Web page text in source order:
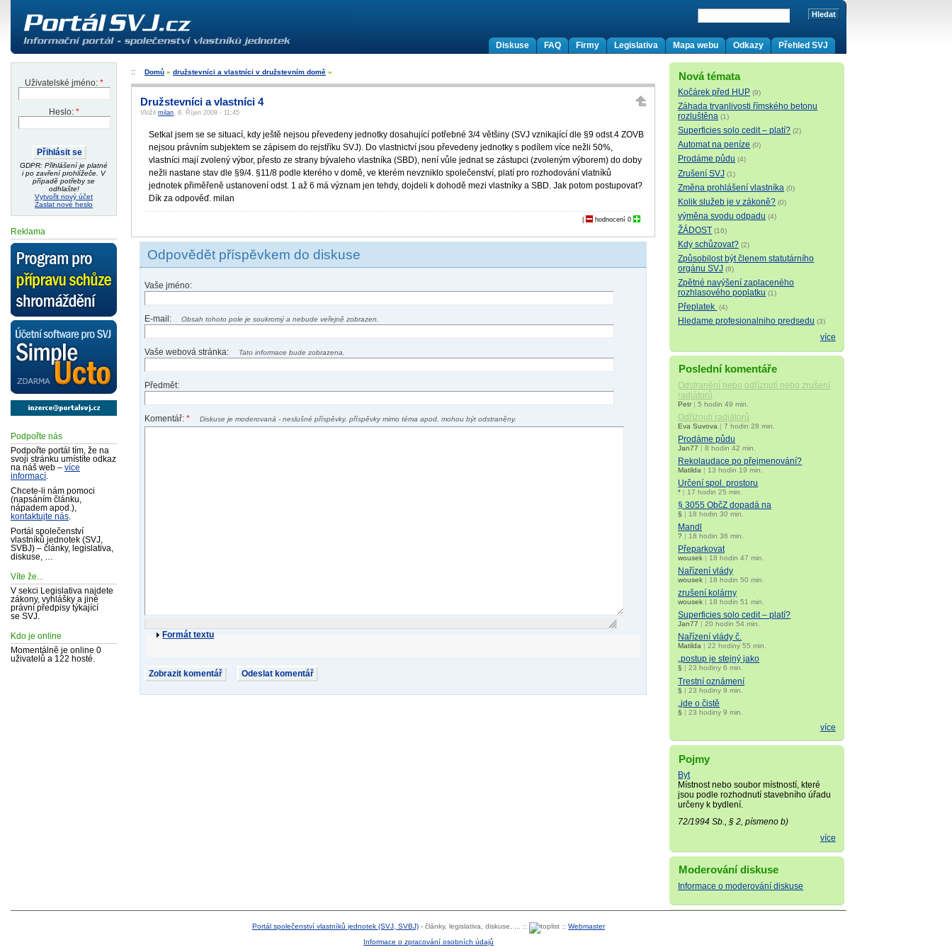
Přehled SVJ
Odkazy
Mapa webu
Legislativa
Firmy
FAQ
Diskuse
Uživatelské jméno: *
Heslo: *
GDPR: Přihlášení je platné
i po zavření prohlížeče. V
případě potřeby se
odhlašte!
Vytvořit nový účet
Zaslat nové heslo
Reklama
Podpořte nás
Podpořte portál tím, že na
svoji stránku umístíte odkaz
na náš web – více
informací
Chcete-li nám pomoci
(napsáním článku,
nápadem apod.),
kontaktujte nás
Portál společenství
vlastníků jednotek (SVJ,
SVBJ) – články, legislativa,
diskuse, …
Víte že...
V sekci Legislativa najdete
zákony, vyhlášky a jiné
právní předpisy týkající
se SVJ.
Kdo je online
Momentálně je online 0
uživatelů a 122 hosté.
Nová témata
Kočárek před HUP (9)
Záhada trvanlivosti římského betonu
rozluštěna (1)
Superficies solo cedit – platí? (2)
Automat na peníze (0)
Prodáme půdu (4)
Zrušení SVJ (1)
Změna prohlášení vlastníka (0)
Kolik služeb je v zákoně? (0)
výměna svodu odpadu (4)
ŽÁDOST (16)
Kdy schůzovat? (2)
Způsobilost být členem statutárního
orgánu SVJ (8)
Zpětné navýšení zaplaceného
rozhlasového poplatku (1)
Přeplatek (4)
Hledame profesionalniho predsedu (3)
více
Poslední komentáře
Odstranění nebo odříznutí nebo zrušení
radiátorů
Petr|5 hodin 49 min.
Odříznutí radiátorů
Eva Suvova |7 hodin 28 min.
Prodáme půdu
Jan77 |8 hodin 42 min.
Rekolaudace po přejmenování?
Matilda | 13 hodin 19 min.
Určení spol. prostoru
* | 17 hodin 25 min.
§ 3055 ObčZ dopadá na
§ | 18 hodin 30 min.
Mandl
? | 18 hodin 36 min.
Přeparkovat
wousek | 18 hodin 47 min.
Nařízení vlády
wousek | 18 hodin 50 min.
zrušení kolárny
wousek | 18 hodin 51 min.
Superficies solo cedit – platí?
Jan77 |20 hodin 54 min.
Nařízení vlády č.
Matilda |22 hodiny 55 min.
„postup je stejný jako
§ |23 hodiny 6 min.
Trestní oznámení
§ |23 hodiny 9 min.
„jde o čistě
§ |23 hodiny 9 min.
více
Pojmy
Byt
Místnost nebo soubor místností, které
jsou podle rozhodnutí stavebního úřadu
určeny k bydlení.
72/1994 Sb., § 2, písmeno b)
více
Moderování diskuse
Informace o moderování diskuse
Domů » družstevníci a vlastníci v družstevním domě »
Družstevníci a vlastníci 4
Vložilmilan, 8. Říjen 2009 - 11:45
Setkal jsem se se situací, kdy ještě nejsou převedeny jednotky dosahující potřebné 3/4 většiny (SVJ vznikající dle §9 odst.4 ZOVB
nejsou právním subjektem se zápisem do rejstříku SVJ). Do vlastnictví jsou převedeny jednotky s podílem více nežli 50%,
vlastníci mají zvolený výbor, přesto ze strany bývaleho vlastníka (SBD), není vůle jednat se zástupci (zvoleným výborem) do doby
nežli nastane stav dle §9/4. §11/8 podle kterého v domě, ve kterém nevzniklo společenství, platí pro rozhodování vlatníků
jednotek přiměřeně ustanovení odst. 1 až 6 má význam jen tehdy, dojdeli k dohodě mezi vlastníky a SBD. Jak potom postupovat?
Dík za odpověď. milan
hodnocení 0
Odpovědět příspěvkem do diskuse
Vaše jméno:
E-mail: Obsah tohoto pole je soukromý a nebude veřejně zobrazen.
Vaše webová stránka: Tato informace bude zobrazena.
Předmět:
Komentář:* Diskuse je moderovaná - neslušné příspěvky, příspěvky mimo téma apod. mohou být odstraněny.
Formát textu
Portál společenství vlastníků jednotek (SVJ, SVBJ) - články, legislativa, diskuse, ... :: :: Webmaster
Informace o zpracování osobních údajů